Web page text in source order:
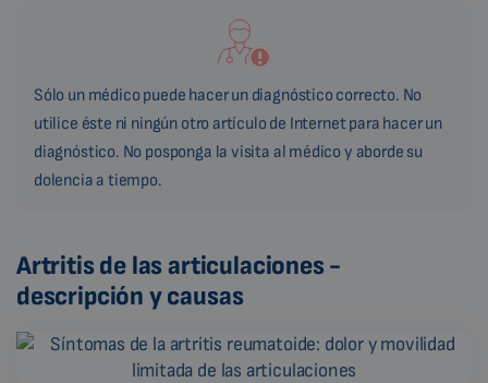
Sólo un médico puede hacer un diagnóstico correcto. No
utilice éste ni ningún otro artículo de Internet para hacer un
diagnóstico. No posponga la visita al médico y aborde su
dolencia a tiempo.
Artritis de las articulaciones -
descripción y causas